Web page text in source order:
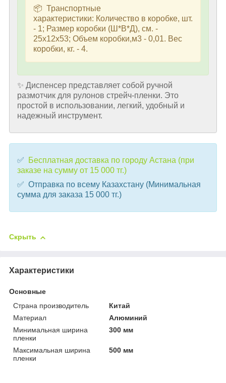
📦 Транспортные
характеристики: Количество в коробке, шт.
- 1; Размер коробки (Ш*В*Д), см. -
25х12х53; Объем коробки,м3 - 0,01. Вес
коробки, кг. - 4.
✨ Диспенсер представляет собой ручной
размотчик для рулонов стрейч-пленки. Это
простой в использовании, легкий, удобный и
надежный инструмент.
✅
Бесплатная доставка по городу Астана (при
заказе на сумму от 15 000 тг.)
✅ Отправка по всему Казахстану (Минимальная
сумма для заказа 15 000 тг.)
Скрыть
Характеристики
Основные
Страна производитель
Китай
Материал
Алюминий
Минимальная ширина
пленки
300 мм
Максимальная ширина
пленки
500 мм